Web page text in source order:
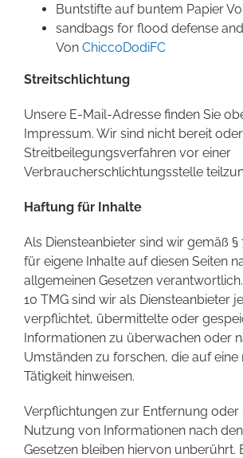
Buntstifte auf buntem Papier
sandbags for flood defense
Von ChiccoDodiFC
Streitschlichtung
Unsere E-Mail-Adresse finden Sie
Impressum. Wir sind nicht bereit
Streitbeilegungsverfahren vor einer
Verbraucherschlichtungsstelle
Haftung für Inhalte
Als Diensteanbieter sind wir gemäß §
für eigene Inhalte auf diesen Seiten
allgemeinen Gesetzen
10 TMG sind wir als Diensteanbieter
verpflichtet, übermittelte oder
Informationen zu überwachen oder
Umständen zu forschen, die auf
Tätigkeit hinweisen.
Verpflichtungen zur Entfernung
Nutzung von Informationen nach
Gesetzen bleiben hiervon unberührt.